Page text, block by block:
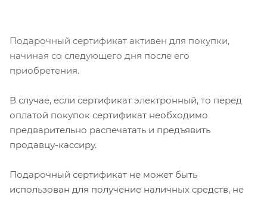
Подарочный сертификат активен для покупки,
начиная со следующего дня после его
приобретения.
В случае, если сертификат электронный, то перед
оплатой покупок сертификат необходимо
предварительно распечатать и предъявить
продавцу-кассиру.
Подарочный сертификат не может быть
использован для получение наличных средств, не